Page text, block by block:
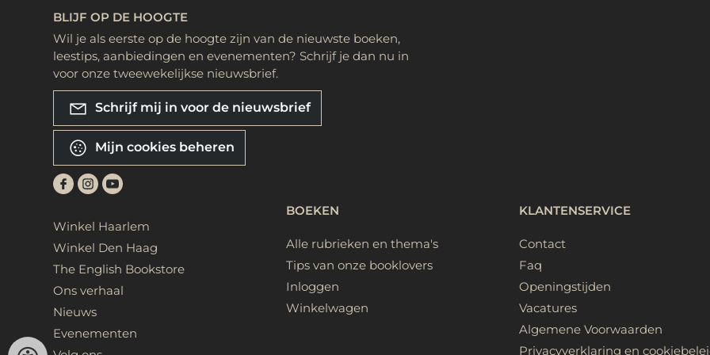
BLIJF OP DE HOOGTE
Wil je als eerste op de hoogte zijn van de nieuwste boeken,
leestips, aanbiedingen en evenementen? Schrijf je dan nu in
voor onze tweewekelijkse nieuwsbrief.
Schrijf mij in voor de nieuwsbrief
Mijn cookies beheren
Winkel Haarlem
Winkel Den Haag
The English Bookstore
Ons verhaal
Nieuws
Evenementen
BOEKEN
Alle rubrieken en thema's
Tips van onze booklovers
Inloggen
Winkelwagen
KLANTENSERVICE
Contact
Faq
Openingstijden
Vacatures
Algemene Voorwaarden
Privacyverklaring en